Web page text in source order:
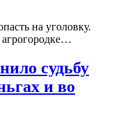
на уголовку.
судьбу
и во